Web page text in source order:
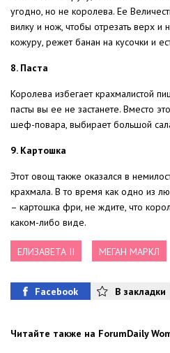
угодно, но не королева. Ее
вилку и нож, чтобы отрезать верх и
кожуру, режет банан на кусочки и
8. Паста
Королева избегает крахмалистой
пасты вы ее не застанете. Вместо
шеф-повара, выбирает большой
9. Картошка
Этот овощ также оказался в
крахмала. В то время как одно из
– картошка фри, не ждите, что
каком-либо виде.
ЕЛИЗАВЕТА II МЕГАН МАРКЛ
Facebook В закладки
Читайте также на ForumDaily